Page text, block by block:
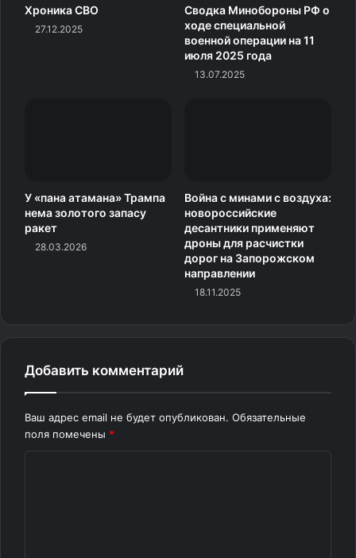
Хроника СВО
27.12.2025
Сводка Минобороны РФ о
ходе специальной
военной операции на 11
июля 2025 года
13.07.2025
У «пана атамана» Трампа
нема золотого запасу
ракет
28.03.2026
Война с минами с воздуха:
новороссийские
десантники применяют
дроны для расчистки
дорог на Запорожском
направлении
18.11.2025
Добавить комментарий
Ваш адрес email не будет опубликован. Обязательные
поля помечены *